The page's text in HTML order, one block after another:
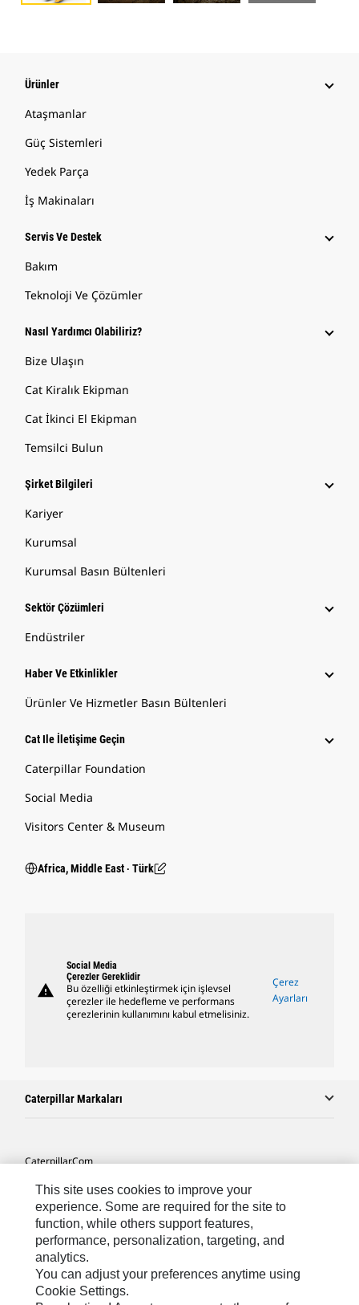
Ürünler
Ataşmanlar
Güç Sistemleri
Yedek Parça
İş Makinaları
Servis Ve Destek
Bakım
Teknoloji Ve Çözümler
Nasıl Yardımcı Olabiliriz?
Bize Ulaşın
Cat Kiralık Ekipman
Cat İkinci El Ekipman
Temsilci Bulun
Şirket Bilgileri
Kariyer
Kurumsal
Kurumsal Basın Bültenleri
Sektör Çözümleri
Endüstriler
Haber Ve Etkinlikler
Ürünler Ve Hizmetler Basın Bültenleri
Cat Ile İletişime Geçin
Caterpillar Foundation
Social Media
Visitors Center & Museum
Africa, Middle East ‧ Türk
warning
Social Media
Çerezler Gereklidir
Bu özelliği etkinleştirmek için işlevsel
çerezler ile hedefleme ve performans
çerezlerinin kullanımını kabul etmelisiniz.
Çerez
Ayarları
Caterpillar Markaları
Caterpillar.com
Caterpillar Müşteri Hizmetleri Ve Iletişim
Site Haritası
Cookie Settings
Yasal
Gizlilik
This site uses cookies to improve your
experience. Some are required for the site to
function, while others support features,
performance, personalization, targeting, and
analytics.
You can adjust your preferences anytime using
Cookie Settings.